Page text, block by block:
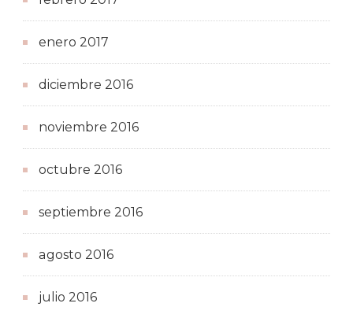
enero 2017
diciembre 2016
noviembre 2016
octubre 2016
septiembre 2016
agosto 2016
julio 2016